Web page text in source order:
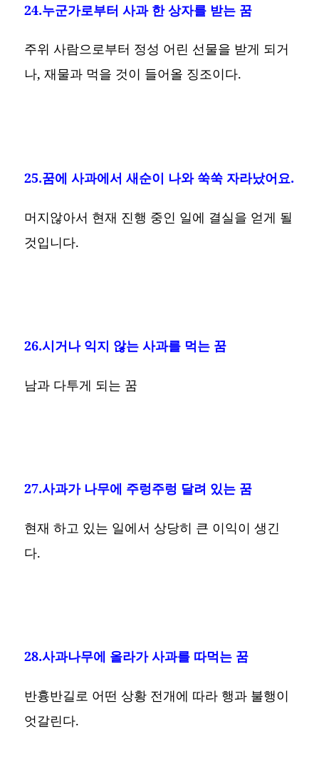
24.누군가로부터 사과 한 상자를 받는 꿈
주위 사람으로부터 정성 어린 선물을 받게 되거
나, 재물과 먹을 것이 들어올 징조이다.
25.꿈에 사과에서 새순이 나와 쑥쑥 자라났어요.
머지않아서 현재 진행 중인 일에 결실을 얻게 될
것입니다.
26.시거나 익지 않는 사과를 먹는 꿈
남과 다투게 되는 꿈
27.사과가 나무에 주렁주렁 달려 있는 꿈
현재 하고 있는 일에서 상당히 큰 이익이 생긴
다.
28.사과나무에 올라가 사과를 따먹는 꿈
반흉반길로 어떤 상황 전개에 따라 행과 불행이
엇갈린다.